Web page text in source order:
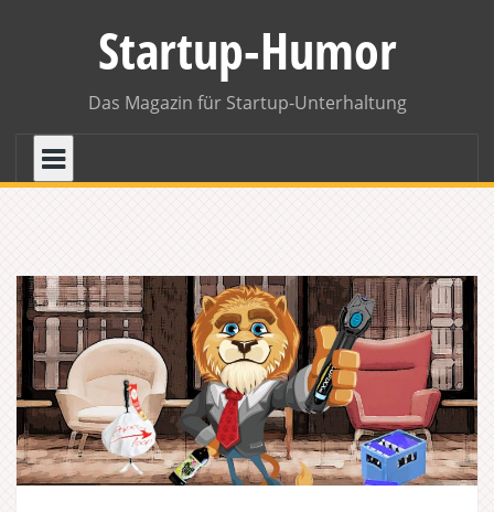
Startup-Humor
Das Magazin für Startup-Unterhaltung